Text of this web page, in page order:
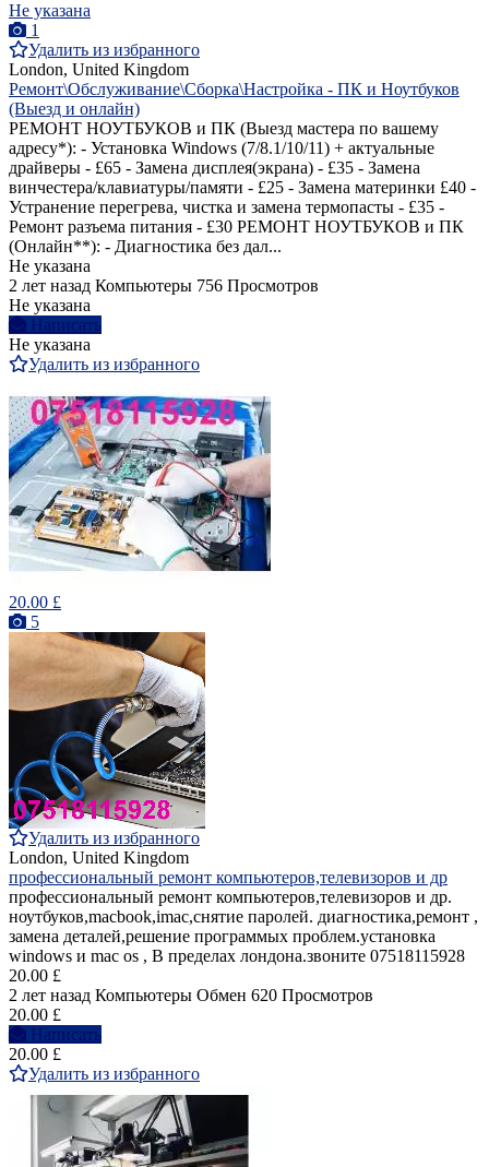
Не указана
1
Удалить из избранного
London, United Kingdom
Ремонт\Обслуживание\Сборка\Настройка - ПК и Ноутбуков
(Выезд и онлайн)
РЕМОНТ НОУТБУКОВ и ПК (Выезд мастера по вашему
адресу*): - Установка Windows (7/8.1/10/11) + актуальные
драйверы - £65 - Замена дисплея(экрана) - £35 - Замена
винчестера/клавиатуры/памяти - £25 - Замена материнки £40 -
Устранение перегрева, чистка и замена термопасты - £35 -
Ремонт разъема питания - £30 РЕМОНТ НОУТБУКОВ и ПК
(Онлайн**): - Диагностика без дал...
Не указана
2 лет назад Компьютеры 756 Просмотров
Не указана
Написать
Не указана
Удалить из избранного
20.00 £
5
Удалить из избранного
London, United Kingdom
профессиональный ремонт компьютеров,телевизоров и др
профессиональный ремонт компьютеров,телевизоров и др.
ноутбуков,macbook,imac,снятие паролей. диагностика,ремонт ,
замена деталей,решение программых проблем.установка
windows и mac os , В пределах лондона.звоните 07518115928
20.00 £
2 лет назад Компьютеры Обмен 620 Просмотров
20.00 £
Написать
20.00 £
Удалить из избранного